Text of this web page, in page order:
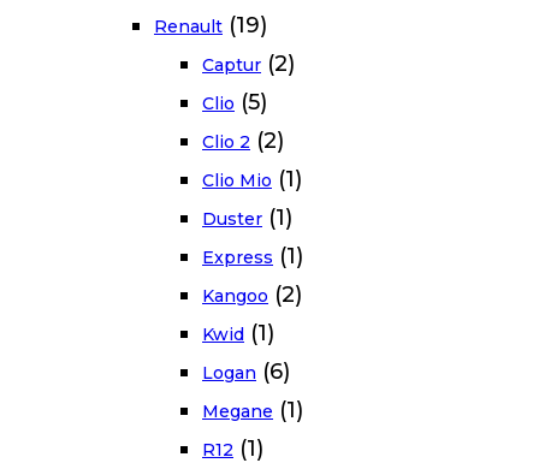
Renault (19)
Captur (2)
Clio (5)
Clio 2 (2)
Clio Mio (1)
Duster (1)
Express (1)
Kangoo (2)
Kwid (1)
Logan (6)
Megane (1)
R12 (1)